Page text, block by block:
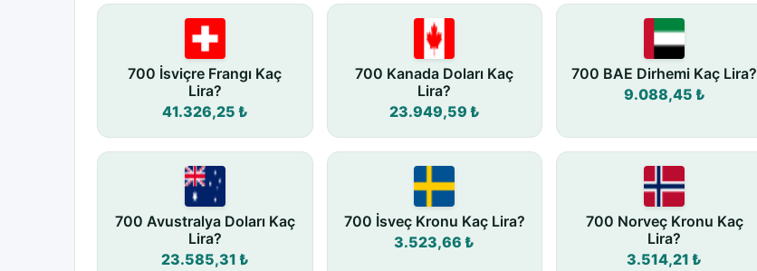
700 İsviçre Frangı Kaç
Lira?
41.326,25 ₺
700 Kanada Doları Kaç
Lira?
23.949,59 ₺
700 BAE Dirhemi Kaç Lira?
9.088,45 ₺
700 Avustralya Doları Kaç
Lira?
23.585,31 ₺
700 İsveç Kronu Kaç Lira?
3.523,66 ₺
700 Norveç Kronu Kaç
Lira?
3.514,21 ₺